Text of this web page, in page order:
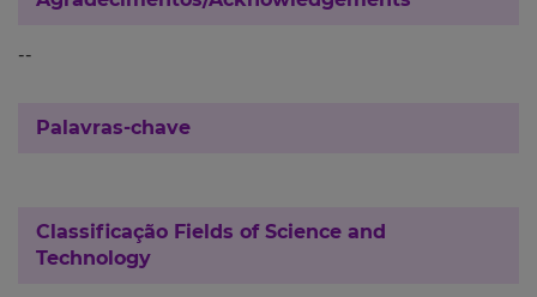
--
Palavras-chave
Classificação Fields of Science and
Technology